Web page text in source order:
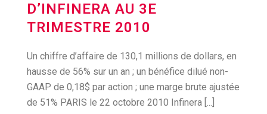
D’INFINERA AU 3E
TRIMESTRE 2010
Un chiffre d’affaire de 130,1 millions de dollars, en
hausse de 56% sur un an ; un bénéfice dilué non-
GAAP de 0,18$ par action ; une marge brute ajustée
de 51% PARIS le 22 octobre 2010 Infinera [...]